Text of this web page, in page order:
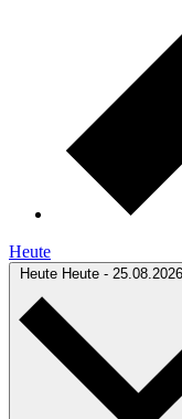
Heute
Heute Heute - 25.08.2026